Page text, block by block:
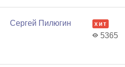
Сергей Пилюгин хит
5365